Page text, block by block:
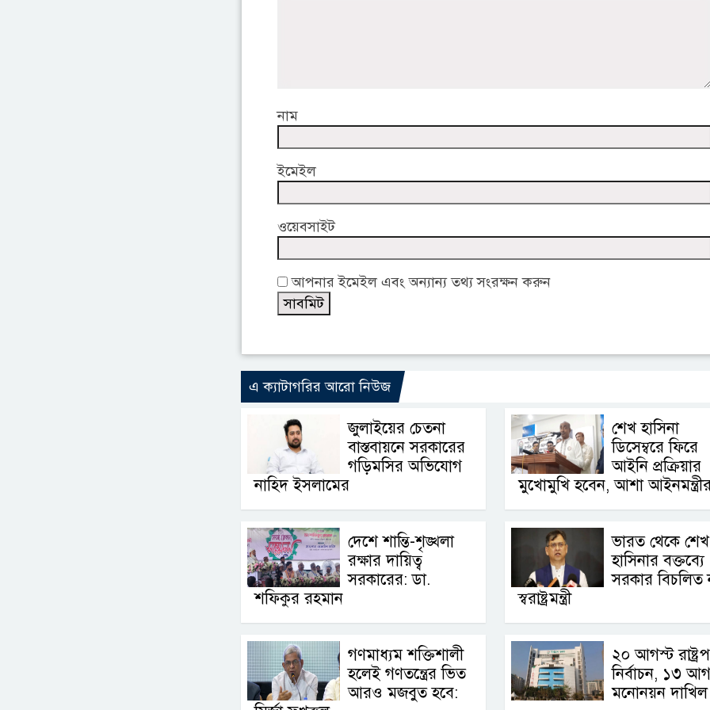
নাম
ইমেইল
ওয়েবসাইট
আপনার ইমেইল এবং অন্যান্য তথ্য সংরক্ষন করুন
এ ক্যাটাগরির আরো নিউজ
জুলাইয়ের চেতনা
বাস্তবায়নে সরকারের
গড়িমসির অভিযোগ
নাহিদ ইসলামের
শেখ হাসিনা
ডিসেম্বরে ফিরে
আইনি প্রক্রিয়ার
মুখোমুখি হবেন, আশা
দেশে শান্তি-শৃঙ্খলা
রক্ষার দায়িত্ব
সরকারের: ডা.
শফিকুর রহমান
ভারত থেকে শেখ
হাসিনার বক্তব্যে
সরকার বিচলিত
স্বরাষ্ট্রমন্ত্রী
গণমাধ্যম শক্তিশালী
হলেই গণতন্ত্রের ভিত
আরও মজবুত হবে:
২০ আগস্ট
নির্বাচন, ১৩
মনোনয়ন দাখিল